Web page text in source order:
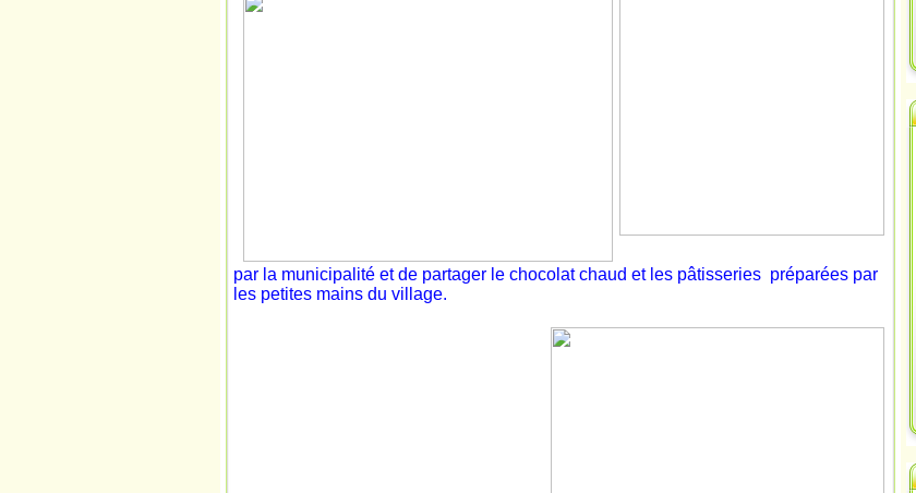
par la municipalité et de partager le chocolat chaud et les pâtisseries préparées par
les petites mains du village.